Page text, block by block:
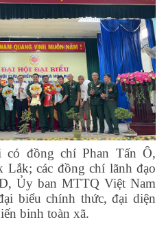
đồng chí Phan Tấn Ô,
các đồng chí lãnh đạo
Ủy ban MTTQ Việt Nam
biểu chính thức, đại diện
binh toàn xã.